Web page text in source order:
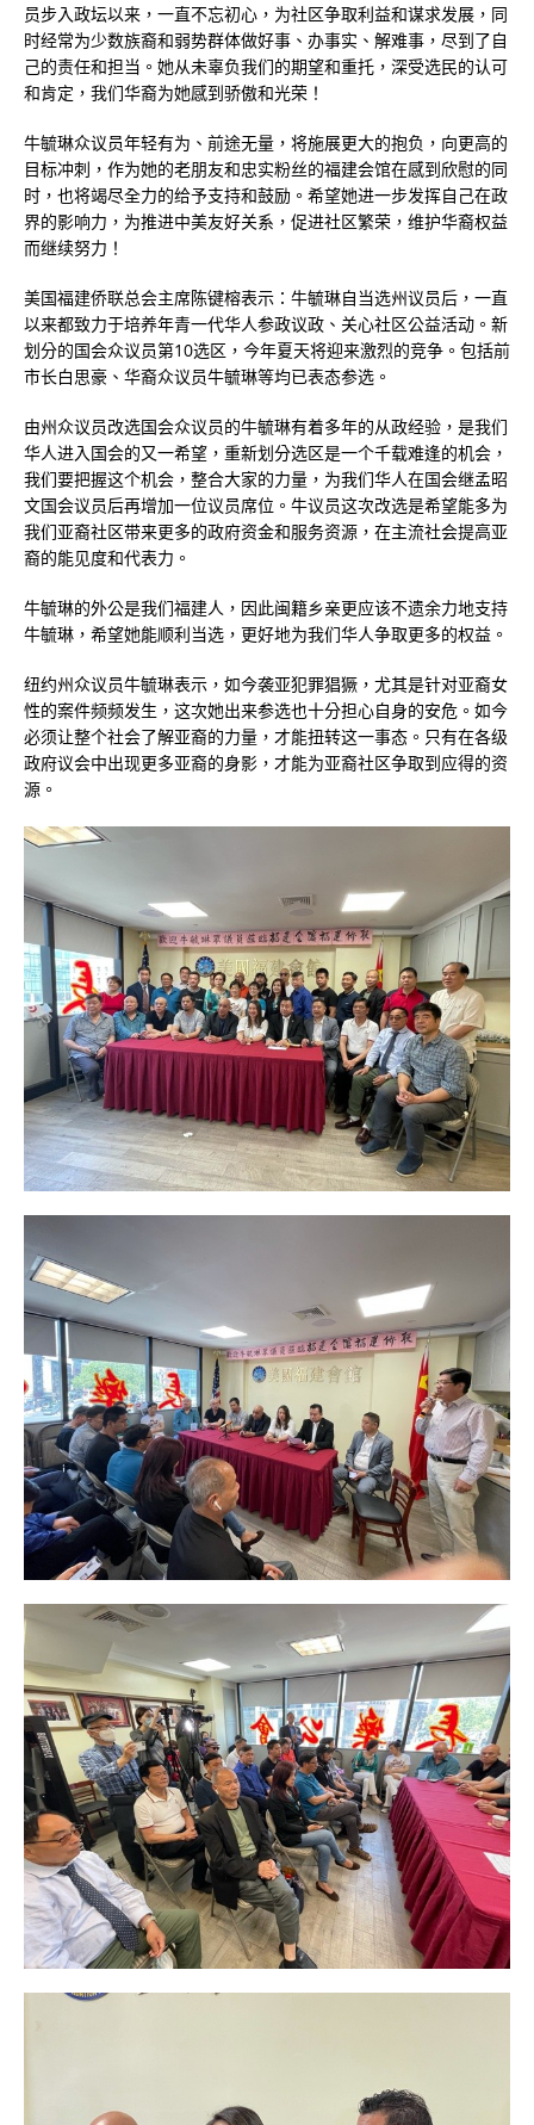
员步入政坛以来，一直不忘初心，为社区争取利益和谋求发展，同
时经常为少数族裔和弱势群体做好事、办事实、解难事，尽到了自
己的责任和担当。她从未辜负我们的期望和重托，深受选民的认可
和肯定，我们华裔为她感到骄傲和光荣！
牛毓琳众议员年轻有为、前途无量，将施展更大的抱负，向更高的
目标冲刺，作为她的老朋友和忠实粉丝的福建会馆在感到欣慰的同
时，也将竭尽全力的给予支持和鼓励。希望她进一步发挥自己在政
界的影响力，为推进中美友好关系，促进社区繁荣，维护华裔权益
而继续努力！
美国福建侨联总会主席陈键榕表示：牛毓琳自当选州议员后，一直
以来都致力于培养年青一代华人参政议政、关心社区公益活动。新
划分的国会众议员第10选区，今年夏天将迎来激烈的竞争。包括前
市长白思豪、华裔众议员牛毓琳等均已表态参选。
由州众议员改选国会众议员的牛毓琳有着多年的从政经验，是我们
华人进入国会的又一希望，重新划分选区是一个千载难逢的机会，
我们要把握这个机会，整合大家的力量，为我们华人在国会继孟昭
文国会议员后再增加一位议员席位。牛议员这次改选是希望能多为
我们亚裔社区带来更多的政府资金和服务资源，在主流社会提高亚
裔的能见度和代表力。
牛毓琳的外公是我们福建人，因此闽籍乡亲更应该不遗余力地支持
牛毓琳，希望她能顺利当选，更好地为我们华人争取更多的权益。
纽约州众议员牛毓琳表示，如今袭亚犯罪猖獗，尤其是针对亚裔女
性的案件频频发生，这次她出来参选也十分担心自身的安危。如今
必须让整个社会了解亚裔的力量，才能扭转这一事态。只有在各级
政府议会中出现更多亚裔的身影，才能为亚裔社区争取到应得的资
源。